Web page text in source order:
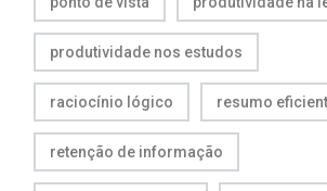
produtividade nos estudos
raciocínio lógico resumo
retenção de informação